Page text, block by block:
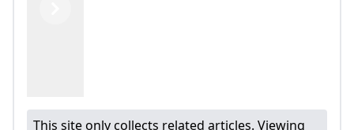
This site only collects related articles. Viewing